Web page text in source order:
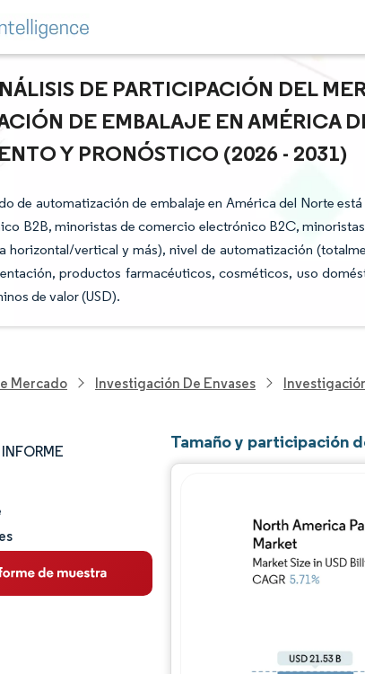
DE PARTICIPACIÓN DEL
DE EMBALAJE EN AMÉRICA
Y PRONÓSTICO (2026 - 2031)
de automatización de embalaje en América del Norte
B2B, minoristas de comercio electrónico B2C,
horizontal/vertical y más), nivel de automatización
productos farmacéuticos, cosméticos, uso
de valor (USD).
Mercado Investigación De Envases
mercado
Tamaño y participación